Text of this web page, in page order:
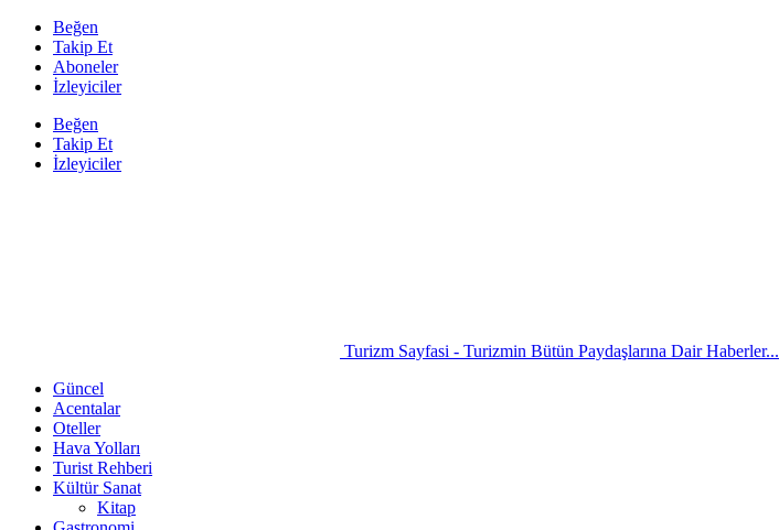
Beğen
Takip Et
Aboneler
İzleyiciler
Beğen
Takip Et
İzleyiciler
Turizm Sayfasi - Turizmin Bütün Paydaşlarına Dair Haberler...
Güncel
Acentalar
Oteller
Hava Yolları
Turist Rehberi
Kültür Sanat
Kitap